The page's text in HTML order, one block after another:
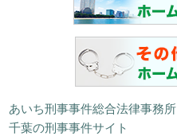
あいち刑事事件総合法律事務所
千葉の刑事事件サイト